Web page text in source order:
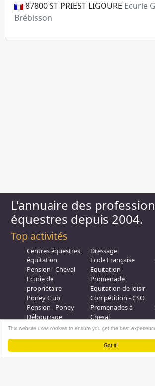
Got it!
This website uses cookies to ensure you get the best
87800ST PRIEST LIGOURE Ecurie
Brébisson
L'annuaire des
équestres depuis 2004.
Top activités
Centres équestres,
équitation
Pension - Cheval
Ecurie de
propriétaire
Poney Club
Pension - Poney
Débourrage
Elevage
Dressage
Ecole Française
Equitation
Promenade
Equitation de loisir
Compétition - CSO
Promenades à
Cheval
Galops - Equitation
Plus d'infos
Professionnel équestre, Inscrivez-vous !